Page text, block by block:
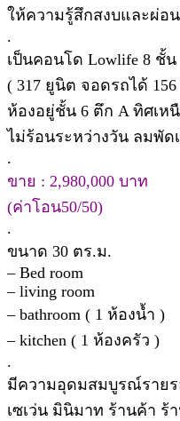
ให้ความรู้สึกสงบและผ่อ
.
เป็นคอนโด Lowlife 8 ชั้น
( 317 ยูนิต จอดรถได้
ห้องอยู่ชั้น 6 ตึก A ทิศเห
ไม่ร้อนระหว่างวัน ลมพัด
.
ขาย : 2,980,000 บาท
(ค่าโอน50/50)
.
ขนาด 30 ตร.ม.
– Bed room
– living room
– bathroom ( 1 ห้องน้ำ )
– kitchen ( 1 ห้องครัว )
.
มีความอุดมสมบูรณ์รายร
เซเว่น มินิมาท ร้านค้า ร้